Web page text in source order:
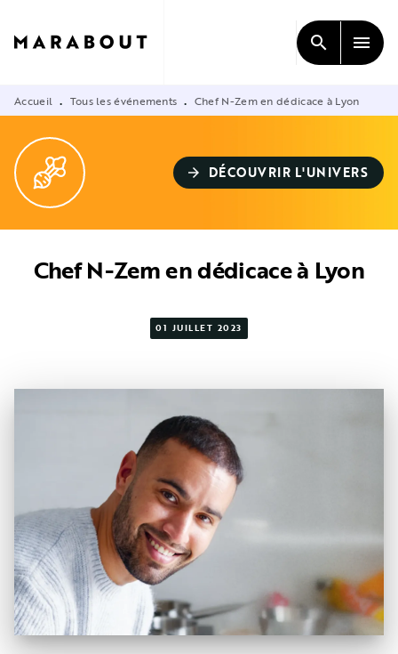
CONTENU
search menu
Accueil • Tous les événements • Chef N-Zem en dédicace à Lyon
arrow_forward DÉCOUVRIR L'UNIVERS
Chef N-Zem en dédicace à Lyon
01 JUILLET 2023